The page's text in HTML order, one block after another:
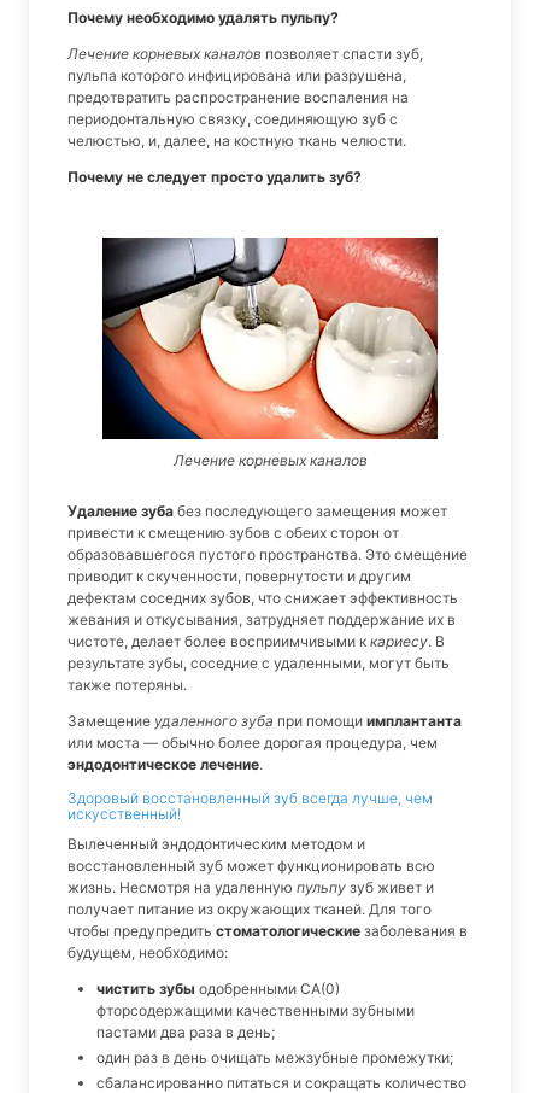
Почему необходимо удалять пульпу?
Лечение корневых каналов позволяет спасти зуб,
пульпа которого инфицирована или разрушена,
предотвратить распространение воспаления на
периодонтальную связку, соединяющую зуб с
челюстью, и, далее, на костную ткань челюсти.
Почему не следует просто удалить зуб?
Лечение корневых каналов
Удаление зуба без последующего замещения может
привести к смещению зубов с обеих сторон от
образовавшегося пустого пространства. Это смещение
приводит к скученности, повернутости и другим
дефектам соседних зубов, что снижает эффективность
жевания и откусывания, затрудняет поддержание их в
чистоте, делает более восприимчивыми к кариесу. В
результате зубы, соседние с удаленными, могут быть
также потеряны.
Замещение удаленного зуба при помощи имплантанта
или моста — обычно более дорогая процедура, чем
эндодонтическое лечение.
Здоровый восстановленный зуб всегда лучше, чем
искусственный!
Вылеченный эндодонтическим методом и
восстановленный зуб может функционировать всю
жизнь. Несмотря на удаленную пульпу зуб живет и
получает питание из окружающих тканей. Для того
чтобы предупредить стоматологические заболевания в
будущем, необходимо:
чистить зубы одобренными СА(0)
фторсодержащими качественными зубными
пастами два раза в день;
один раз в день очищать межзубные промежутки;
сбалансированно питаться и сокращать количество